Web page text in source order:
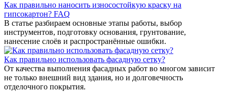
Как правильно наносить износостойкую краску на
гипсокартон? FAQ
В статье разбираем основные этапы работы, выбор
инструментов, подготовку основания, грунтование,
нанесение слоёв и распространённые ошибки.
Как правильно использовать фасадную сетку?
От качества выполнения фасадных работ во многом зависит
не только внешний вид здания, но и долговечность
отделочного покрытия.